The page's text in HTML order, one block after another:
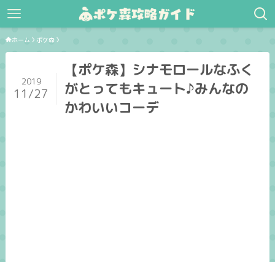
ホーム ポケ森
【ポケ森】シナモロールなふく
がとってもキュート♪みんなの
かわいいコーデ
2019
11/27